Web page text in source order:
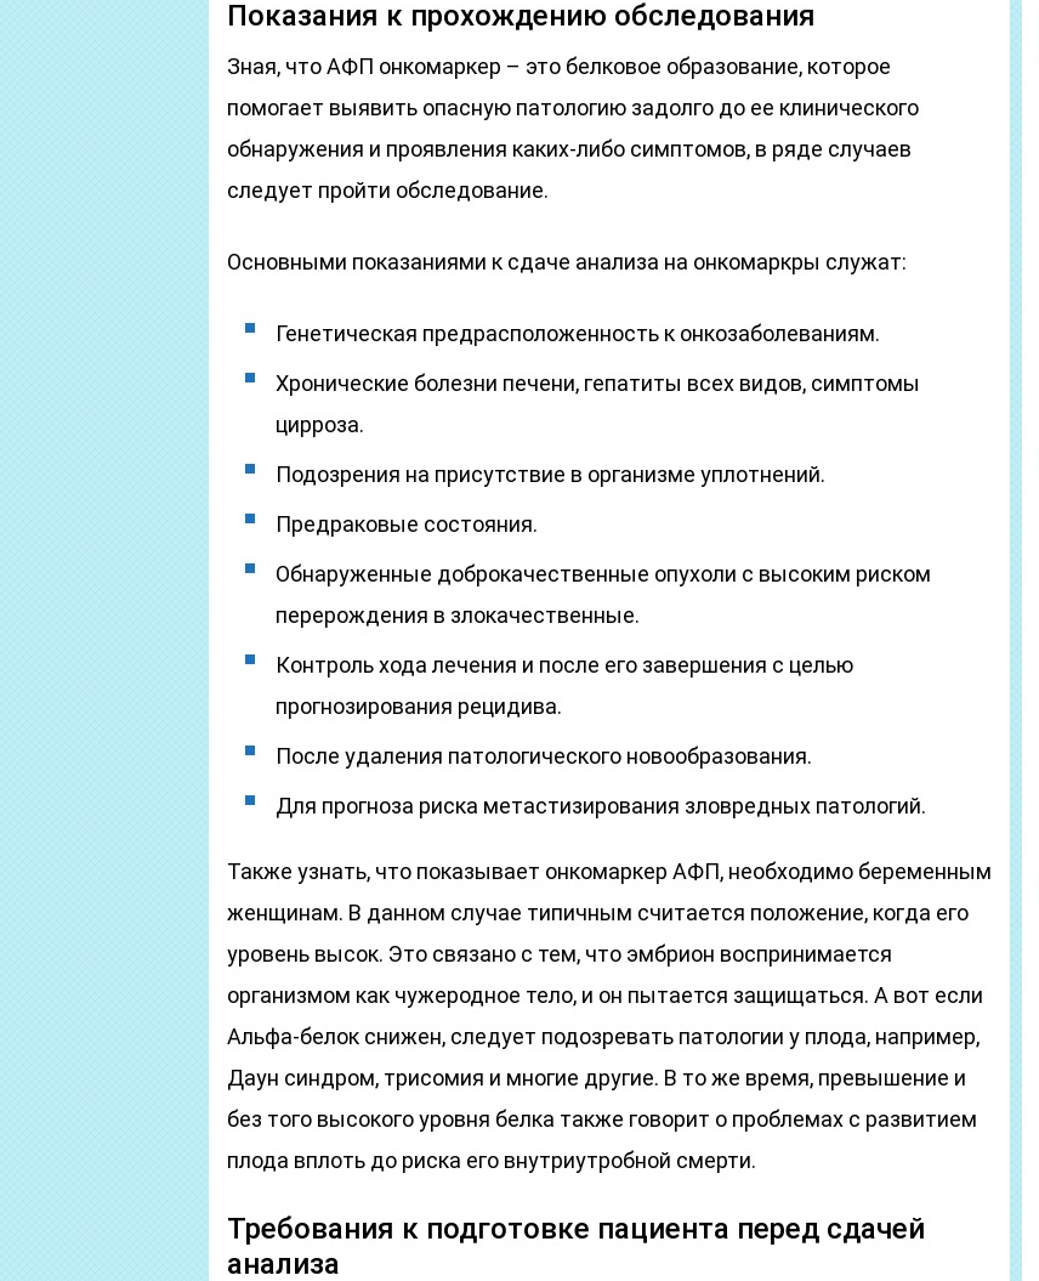
Показания к прохождению обследования
Зная, что АФП онкомаркер – это белковое образование, которое
помогает выявить опасную патологию задолго до ее клинического
обнаружения и проявления каких-либо симптомов, в ряде случаев
следует пройти обследование.
Основными показаниями к сдаче анализа на онкомаркры служат:
Генетическая предрасположенность к онкозаболеваниям.
Хронические болезни печени, гепатиты всех видов, симптомы
цирроза.
Подозрения на присутствие в организме уплотнений.
Предраковые состояния.
Обнаруженные доброкачественные опухоли с высоким риском
перерождения в злокачественные.
Контроль хода лечения и после его завершения с целью
прогнозирования рецидива.
После удаления патологического новообразования.
Для прогноза риска метастизирования зловредных патологий.
Также узнать, что показывает онкомаркер АФП, необходимо беременным
женщинам. В данном случае типичным считается положение, когда его
уровень высок. Это связано с тем, что эмбрион воспринимается
организмом как чужеродное тело, и он пытается защищаться. А вот если
Альфа-белок снижен, следует подозревать патологии у плода, например,
Даун синдром, трисомия и многие другие. В то же время, превышение и
без того высокого уровня белка также говорит о проблемах с развитием
плода вплоть до риска его внутриутробной смерти.
Требования к подготовке пациента перед сдачей
анализа